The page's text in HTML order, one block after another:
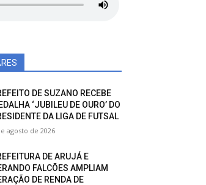
DE SUZANO RECEBE
‘JUBILEU DE OURO’ DO
DA LIGA DE FUTSAL
agosto de 2026
DE ARUJÁ E
FALCÕES AMPLIAM
DE RENDA DE